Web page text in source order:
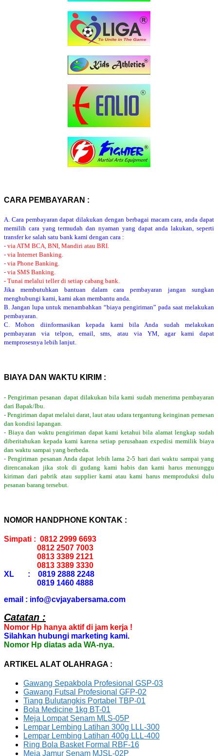
CARA PEMBAYARAN :
A. Cara pembayaran dapat dilakukan dengan berbagai macam cara, anda dapat
memilih cara yang termudah dan nyaman yang dapat anda lakukan, seperti
transfer ke salah satu bank kami dengan cara :
- via ATM BCA, BNI, Mandiri atau BRI.
- via Internet Banking.
- via Phone Banking.
- via SMS Banking.
- Tunai melalui teller di setiap cabang bank.
Jika membutuhkan bantuan dalam cara pembayaran jangan sungkan
menghubungi kami, kami akan membantu anda.
B. Jangan lupa untuk menambahkan “biaya pengiriman” pada saat melakukan
pembayaran.
C. Mohon diinformasikan kepada kami bila Anda sudah melakukan
pembayaran via telpon, email, sms, atau via YM, agar kami dapat
memprosesnya lebih lanjut.
BIAYA DAN WAKTU KIRIM :
- Pengiriman pesanan dapat dilakukan bila kami sudah menerima pembayaran
dari Bapak/Ibu.
- Pengiriman dapat melalui darat, laut atau udara tergantung keinginan pemesan
dan kondisi lapangan.
- Biaya dan waktu pengiriman dapat kami ketahui bila alamat lengkap sudah
diberitahukan kepada kami karena setiap perusahaan expedisi memilik biaya
dan waktu sampai yang berbeda.
- Pengiriman pesanan Anda dapat lebih lama 2-5 hari dari waktu sampai yang
direncanakan jika stok di gudang kami habis dan kami harus menunggu
kiriman dari pabrik atau supplier kami atau kami harus memproduksi dulu
pesanan barang tersebut.
NOMOR HANDPHONE KONTAK :
Simpati : 0812 2999 6693
0812 2507 7003
0813 3389 2121
0813 3389 3330
XL : 0819 2888 2248
0819 1460 4888
email : info@cvjayabersama.com
Catatan :
Nomor Hp hanya aktif di jam kerja !
Silahkan hubungi marketing kami.
Nomor Hp diatas ada WA-nya.
ARTIKEL ALAT OLAHRAGA :
Gawang Sepakbola Profesional GSP-03
Gawang Futsal Profesional GFP-02
Tiang Bulutangkis Portabel TBP-01
Bola Medicine 1kg BT-01
Meja Lompat Senam MLS-05P
Lempar Lembing Latihan 300g LLL-300
Lempar Lembing Latihan 400g LLL-400
Ring Bola Basket Formal RBF-16
Meja Jamur Senam MJSL-02P